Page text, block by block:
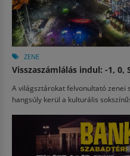
ZENE
Visszaszámlálás indul: -1, 0,
A világsztárokat felvonultató zenei
hangsúly kerül a kulturális